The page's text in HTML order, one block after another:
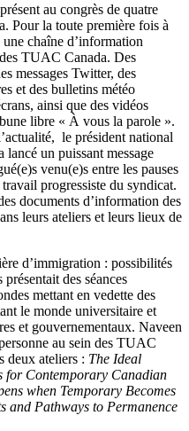
au congrès de quatre
Pour la toute première fois à
chaîne d’information
TUAC Canada. Des
messages Twitter, des
et des bulletins météo
ainsi que des vidéos
libre « À vous la parole ».
le président national
un puissant message
venu(e)s entre les pauses
progressiste du syndicat.
documents d’information des
leurs ateliers et leurs lieux de
d’immigration : possibilités
des séances
mettant en vedette des
le monde universitaire et
et gouvernementaux. Naveen
au sein des TUAC
deux ateliers : The Ideal
for Contemporary Canadian
when Temporary Becomes
and Pathways to Permanence